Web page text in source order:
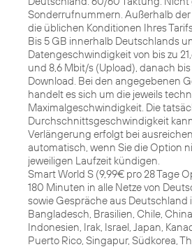
Sonderrufnummern. Außerhalb
die üblichen Konditionen Ihres
Bis 5 GB innerhalb Deutschlands
Datengeschwindigkeit von bis zu
und 8,6 Mbit/s (Upload), danach
Download. Bei den angegebenen
handelt es sich um die jeweils
Maximalgeschwindigkeit. Die
Durchschnittsgeschwindigkeit
Verlängerung erfolgt bei
automatisch, wenn Sie die Option
jeweiligen Laufzeit kündigen.
Smart World S (9,99€ pro 28 Tage
180 Minuten in alle Netze von
sowie Gespräche aus Deutschland
Bangladesch, Brasilien, Chile,
Indonesien, Irak, Israel, Japan,
Puerto Rico, Singapur, Südkorea,